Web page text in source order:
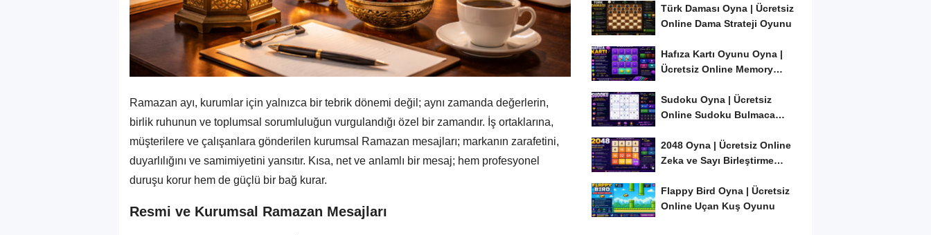
Ramazan ayı, kurumlar için yalnızca bir tebrik dönemi değil; aynı zamanda değerlerin,
birlik ruhunun ve toplumsal sorumluluğun vurgulandığı özel bir zamandır. İş ortaklarına,
müşterilere ve çalışanlara gönderilen kurumsal Ramazan mesajları; markanın zarafetini,
duyarlılığını ve samimiyetini yansıtır. Kısa, net ve anlamlı bir mesaj; hem profesyonel
duruşu korur hem de güçlü bir bağ kurar.
Resmi ve Kurumsal Ramazan Mesajları
Türk Daması Oyna | Ücretsiz
Online Dama Strateji Oyunu
Hafıza Kartı Oyunu Oyna |
Ücretsiz Online Memory
Sudoku Oyna | Ücretsiz
Online Sudoku Bulmaca
2048 Oyna | Ücretsiz Online
Zeka ve Sayı Birleştirme
Flappy Bird Oyna | Ücretsiz
Online Uçan Kuş Oyunu